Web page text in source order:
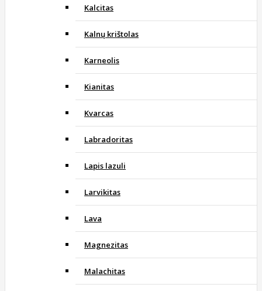
Kalcitas
Kalnų krištolas
Karneolis
Kianitas
Kvarcas
Labradoritas
Lapis lazuli
Larvikitas
Lava
Magnezitas
Malachitas